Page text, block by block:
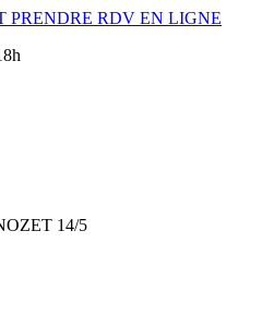
PRENDRE RDV EN LIGNE
14/5